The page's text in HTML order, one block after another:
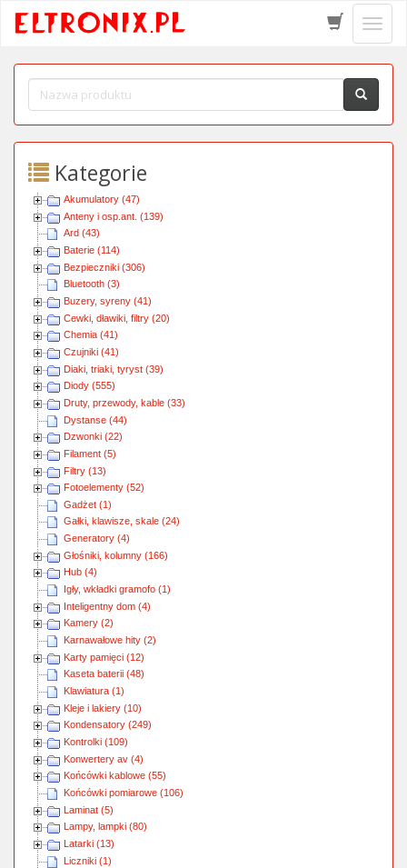
menu
Kategorie
Akumulatory (47)
Anteny i osp.ant. (139)
Ard (43)
Baterie (114)
Bezpieczniki (306)
Bluetooth (3)
Buzery, syreny (41)
Cewki, dławiki, filtry (20)
Chemia (41)
Czujniki (41)
Diaki, triaki, tyryst (39)
Diody (555)
Druty, przewody, kable (33)
Dystanse (44)
Dzwonki (22)
Filament (5)
Filtry (13)
Fotoelementy (52)
Gadżet (1)
Gałki, klawisze, skale (24)
Generatory (4)
Głośniki, kolumny (166)
Hub (4)
Igły, wkładki gramofo (1)
Inteligentny dom (4)
Kamery (2)
Karnawałowe hity (2)
Karty pamięci (12)
Kaseta baterii (48)
Klawiatura (1)
Kleje i lakiery (10)
Kondensatory (249)
Kontrolki (109)
Konwertery av (4)
Końcówki kablowe (55)
Końcówki pomiarowe (106)
Laminat (5)
Lampy, lampki (80)
Latarki (13)
Liczniki (1)